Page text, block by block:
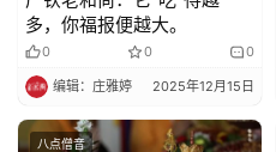
多，你福报便越大。
0 0 0
编辑：庄雅婷 2025年12月15日
八点僧音